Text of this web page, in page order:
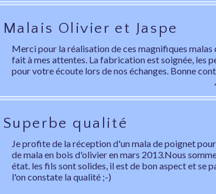
Malais Olivier et Jaspe
Merci pour la réalisation de ces magnifiques
fait à mes attentes. La fabrication est soignée, les
pour votre écoute lors de nos échanges. Bonne
Superbe qualité
Je profite de la réception d'un mala de poignet
de mala en bois d'olivier en mars 2013.Nous
état. les fils sont solides, il est de bon aspect et se
l'on constate la qualité ;-)